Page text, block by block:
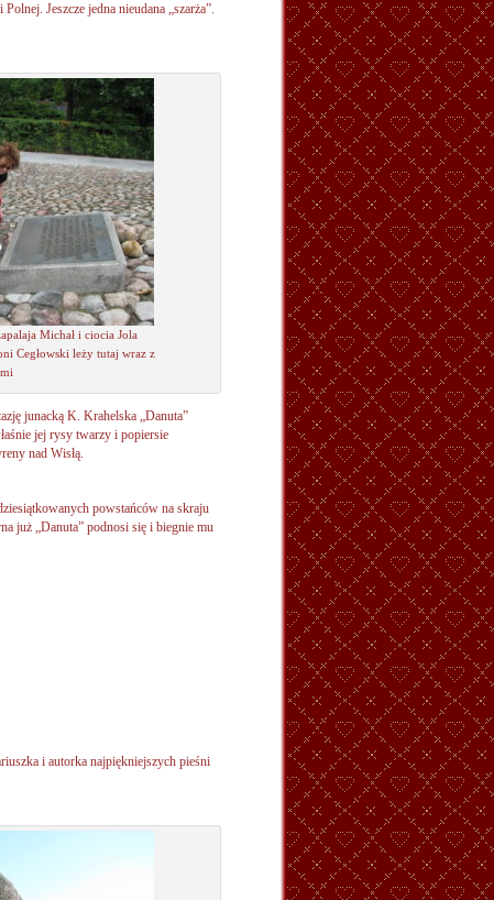
Jeszcze jedna nieudana „szarża”.
Michał i ciocia Jola
Cegłowski leży tutaj wraz z
junacką K. Krahelska „Danuta”
jej rysy twarzy i popiersie
nad Wisłą.
powstańców na skraju
już „Danuta” podnosi się i biegnie mu
i autorka najpiękniejszych pieśni